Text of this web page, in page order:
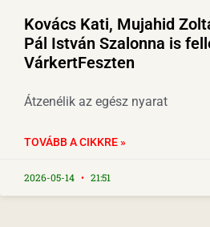
Kovács Kati, Mujahid
Pál István Szalonna is
VárkertFeszten
Átzenélik az egész nyarat
TOVÁBB A CIKKRE »
2026-05-14 21:51